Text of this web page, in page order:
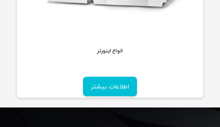
انواع اینورتر
اطلاعات بیشتر